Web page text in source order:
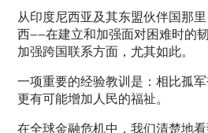
从印度尼西亚及其东盟伙伴国那
西——在建立和加强面对困难时的
加强跨国联系方面，尤其如此。
一项重要的经验教训是：相比孤
更有可能增加人民的福祉。